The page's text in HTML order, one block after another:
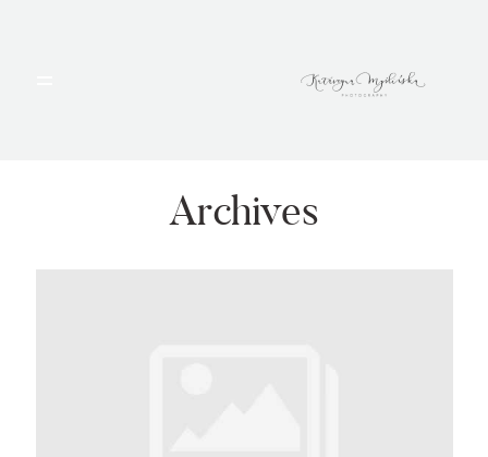
Archives
PORTFOLIO